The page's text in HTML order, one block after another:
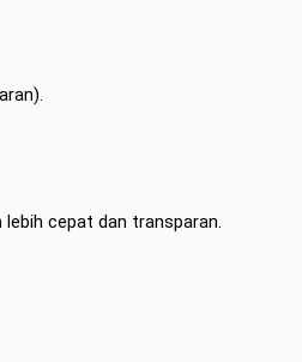
cepat dan transparan.